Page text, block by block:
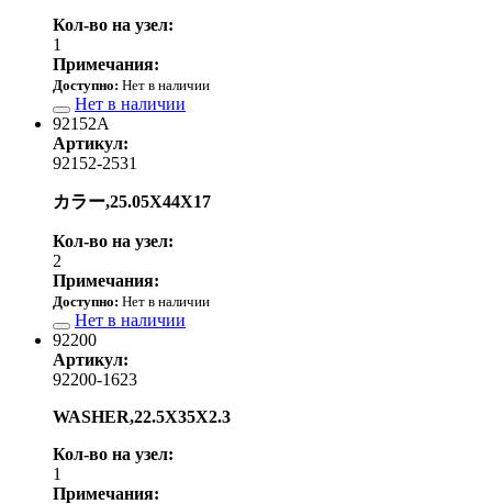
Кол-во на узел:
1
Примечания:
Доступно: Нет в наличии
Нет в наличии
92152A
Артикул:
92152-2531
カラー,25.05X44X17
Кол-во на узел:
2
Примечания:
Доступно: Нет в наличии
Нет в наличии
92200
Артикул:
92200-1623
WASHER,22.5X35X2.3
Кол-во на узел:
1
Примечания: